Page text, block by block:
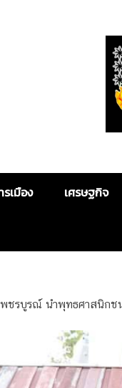
รเมือง เศรษฐกิจ
พชรบูรณ์ นำพุทธศาสนิกช